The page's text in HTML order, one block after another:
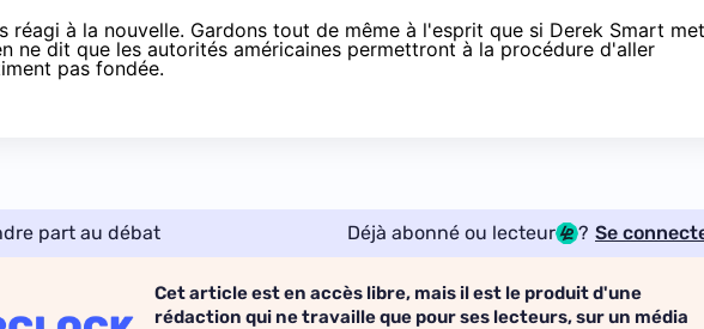
réagi à la nouvelle. Gardons tout de même à l'esprit que si Derek Smart met
ne dit que les autorités américaines permettront à la procédure d'aller
pas fondée.
part au débat Déjà abonné ou lecteur ? Se
Cet article est en accès libre, mais il est le produit d'une
rédaction qui ne travaille que pour ses lecteurs, sur un média